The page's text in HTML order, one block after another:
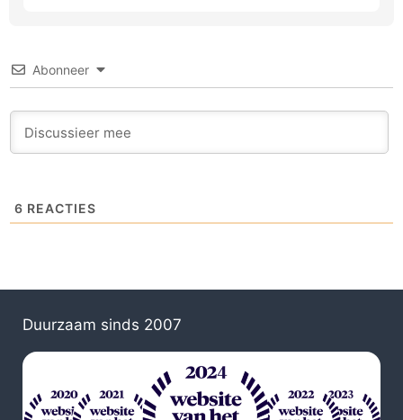
Abonneer
6 REACTIES
Duurzaam sinds 2007